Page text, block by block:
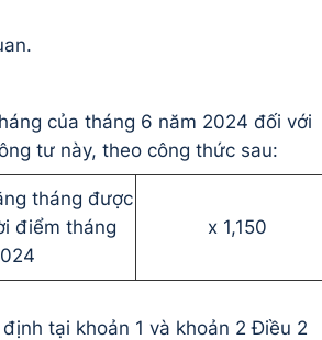
của tháng 6 năm 2024 đối với
tư này, theo công thức sau:
tháng được
điểm tháng
x 1,150
tại khoản 1 và khoản 2 Điều 2